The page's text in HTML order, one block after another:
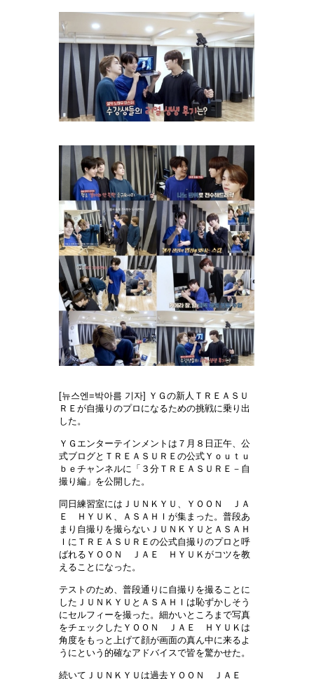
[뉴스엔=박아름 기자] ＹＧの新人ＴＲＥＡＳＵ
ＲＥが自撮りのプロになるための挑戦に乗り出
した。
ＹＧエンターテインメントは７月８日正午、公
式ブログとＴＲＥＡＳＵＲＥの公式Ｙｏｕｔｕ
ｂｅチャンネルに「３分ＴＲＥＡＳＵＲＥ－自
撮り編」を公開した。
同日練習室にはＪＵＮＫＹＵ、ＹＯＯＮ ＪＡ
Ｅ ＨＹＵＫ、ＡＳＡＨＩが集まった。普段あ
まり自撮りを撮らないＪＵＮＫＹＵとＡＳＡＨ
ＩにＴＲＥＡＳＵＲＥの公式自撮りのプロと呼
ばれるＹＯＯＮ ＪＡＥ ＨＹＵＫがコツを教
えることになった。
テストのため、普段通りに自撮りを撮ることに
したＪＵＮＫＹＵとＡＳＡＨＩは恥ずかしそう
にセルフィーを撮った。細かいところまで写真
をチェックしたＹＯＯＮ ＪＡＥ ＨＹＵＫは
角度をもっと上げて顔が画面の真ん中に来るよ
うにという的確なアドバイスで皆を驚かせた。
続いてＪＵＮＫＹＵは過去ＹＯＯＮ ＪＡＥ